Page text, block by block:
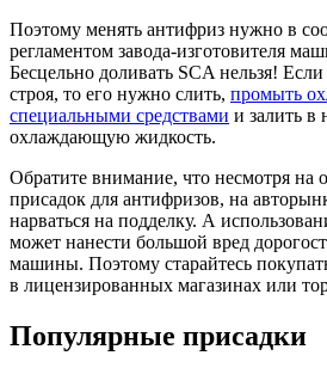
Поэтому менять антифриз нужно в
регламентом завода-изготовителя
Бесцельно доливать SCA нельзя!
строя, то его нужно слить, промыть
специальными средствами и залить в
охлаждающую жидкость.
Обратите внимание, что несмотря на
присадок для антифризов, на
нарваться на подделку. А
может нанести большой вред
машины. Поэтому старайтесь
в лицензированных магазинах или
Популярные присадки